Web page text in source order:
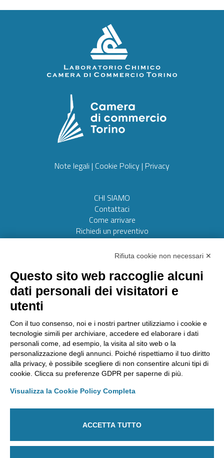
Note legali | Cookie Policy | Privacy
CHI SIAMO
Contattaci
Come arrivare
Richiedi un preventivo
Web realizzato da:Otto srl
AMMINISTRAZIONE TRASPARENTE
Segnalazioni
Laboratorio Chimico Camera di commercio Torino
Via Ventimiglia, 165 - 10127 Torino
Tel011 6700111Fax011 6700100
E-mail labchim@lab-to.camcom.it
Partita IVA 09273250010
Rifiuta cookie non necessari ✕
Questo sito web raccoglie alcuni
dati personali dei visitatori e
utenti
Con il tuo consenso, noi e i nostri partner utilizziamo i cookie e
tecnologie simili per archiviare, accedere ed elaborare i dati
personali come, ad esempio, la visita al sito web o la
personalizzazione degli annunci. Poiché rispettiamo il tuo diritto
alla privacy, è possibile scegliere di non consentire alcuni tipi di
cookie. Clicca su preferenze GDPR per saperne di più.
Visualizza la Cookie Policy Completa
ACCETTA TUTTO